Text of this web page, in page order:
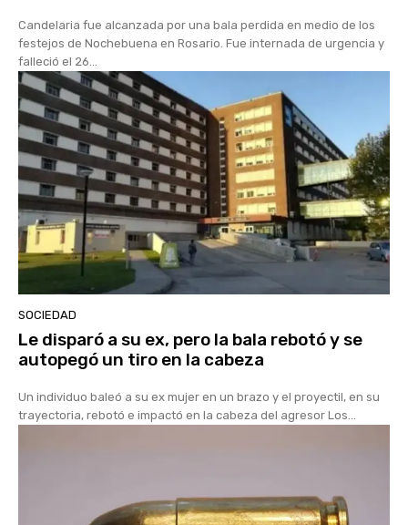
Candelaria fue alcanzada por una bala perdida en medio de los
festejos de Nochebuena en Rosario. Fue internada de urgencia y
falleció el 26...
SOCIEDAD
Le disparó a su ex, pero la bala rebotó y se
autopegó un tiro en la cabeza
Un individuo baleó a su ex mujer en un brazo y el proyectil, en su
trayectoria, rebotó e impactó en la cabeza del agresor Los...